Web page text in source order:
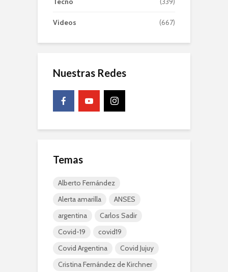
Videos (667)
Nuestras Redes
Temas
Alberto Fernández
Alerta amarilla
ANSES
argentina
Carlos Sadir
Covid-19
covid19
Covid Argentina
Covid Jujuy
Cristina Fernández de Kirchner